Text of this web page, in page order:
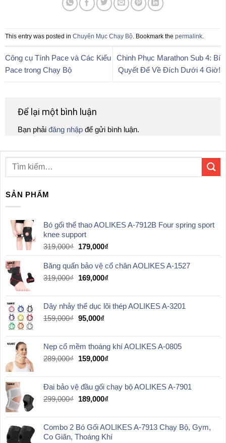
This entry was posted in Chuyên Mục Chạy Bộ. Bookmark the permalink.
Công cụ Tính Pace và Các Kiểu
Pace trong Chạy Bộ
Chinh Phục Marathon Sub 4: Bí
Quyết Để Về Đích Dưới 4 Giờ!
Để lại một bình luận
Bạn phải đăng nhập để gửi bình luận.
SẢN PHẨM
Bó gối thể thao AOLIKES A-7912B Four spring sport
knee support
319,000₫ Giá
là:
319,000₫.
179,000₫Giá
tại
là:
Băng quấn bảo vệ cổ chân AOLIKES A-1527
319,000₫ Giá
319,000₫.
169,000₫Giá
là:
Dây nhảy thể dục lõi thép AOLIKES A-3201
159,000₫ Giá
159,000₫.
95,000₫Giá
là:
95,000₫.
Nẹp cổ mềm thoáng khí AOLIKES A-0805
289,000₫ Giá
289,000₫.
159,000₫Giá
là:
159,000₫.
Đai bảo vệ đầu gối chạy bộ AOLIKES A-7901
299,000₫ Giá
299,000₫.
189,000₫Giá
là:
189,000₫.
Combo 2 Bó Gối AOLIKES A-7913 Chạy Bộ, Gym,
Co Giãn, Thoáng Khí